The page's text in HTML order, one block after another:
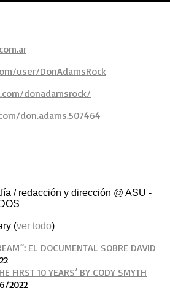
user/DonAdamsRock
donadamsrock/
don.adams.507464
/ redacción y dirección @ ASU -
(ver todo)
EL DOCUMENTAL SOBRE DAVID
FIRST 10 YEARS’ BY CODY SMYTH
2022